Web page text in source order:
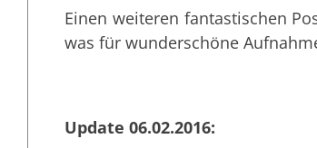
Einen weiteren fantastischen
was für wunderschöne
Update 06.02.2016: